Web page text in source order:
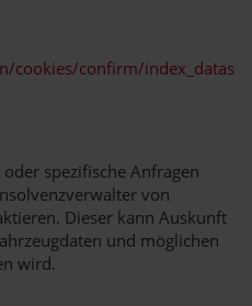
cookies/confirm/index_datas
spezifische Anfragen
von
Dieser kann Auskunft
und möglichen
wird.